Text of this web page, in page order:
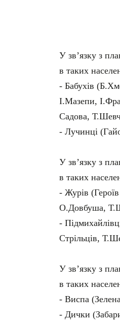
У зв’язку з
в таких
- Бабухів
І.Мазепи,
Садова,
- Лучинці
У зв’язку з
в таких
- Журів
О.Довбуша,
-
Стрільців,
У зв’язку з
в таких
- Виспа
- Дички